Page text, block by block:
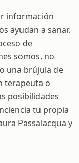
información
ayudan a sanar.
de
somos, no
una brújula de
terapeuta o
posibilidades
tu propia
Passalacqua y